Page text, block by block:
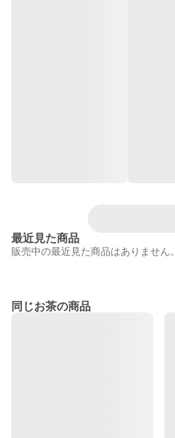
最近見た商品
販売中の最近見た商品はありません。
同じお茶の商品